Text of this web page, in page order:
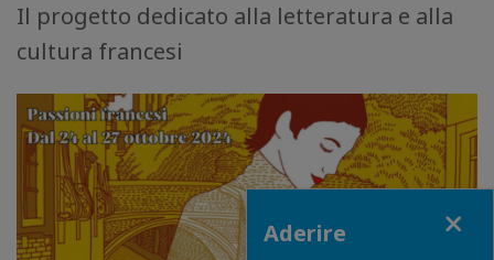
Il progetto dedicato alla letteratura e alla
cultura francesi
Aderire